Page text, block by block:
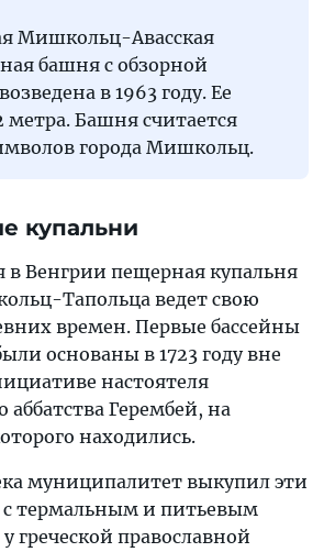
Мишкольц-Авасская
башня с обзорной
в 1963 году. Ее
Башня считается
города Мишкольц.
купальни
в Венгрии пещерная купальня
Тапольца ведет свою
времен. Первые бассейны
основаны в 1723 году вне
настоятеля
аббатства Герембей, на
находились.
муниципалитет выкупил эти
с термальным и питьевым
греческой православной